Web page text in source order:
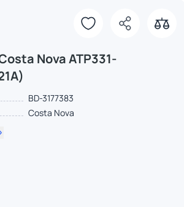
Nova ATP331-
BD-3177383
Costa Nova